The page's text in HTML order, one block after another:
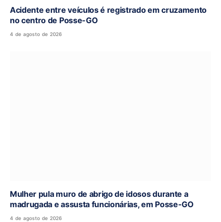
Acidente entre veículos é registrado em cruzamento
no centro de Posse-GO
4 de agosto de 2026
Mulher pula muro de abrigo de idosos durante a
madrugada e assusta funcionárias, em Posse-GO
4 de agosto de 2026